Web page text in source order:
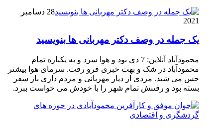
28 دسامبر
2021
یک جمله در وصف دکتر مهربانی ها بنویسید
محمودآباد آنلاین: 7 دی بود و هوا سرد و به یکباره تمام
محمودآباد در شک و بهت خبری فرو رفت. سرمای هوا بیشتر
حس می شید. مردی از دیار مهربانی و مردم داری بار سفر
بسته بود و رفتنش تمام شهر را با خودش می خواست ببرد.